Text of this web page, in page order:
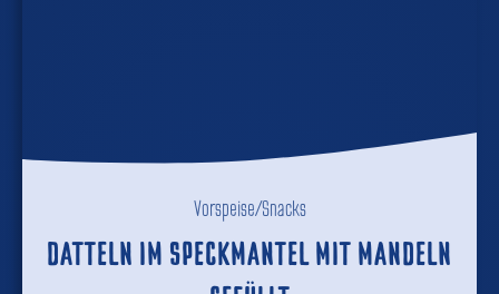
Vorspeise/Snacks
DATTELN IM SPECKMANTEL MIT MANDELN